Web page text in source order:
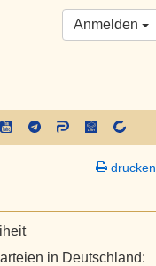
Anmelden
drucken
in Deutschland: